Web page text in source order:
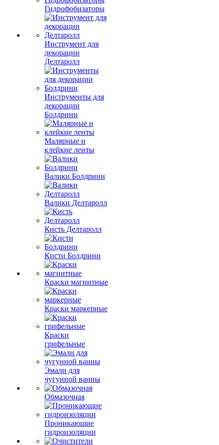
Гидрофобизаторы
Инструмент для
декорации
Делтаролл
Инструменты для
декорации
Болдрини
Малярные и
клейкие ленты
Валики Болдрини
Валики Делтаролл
Кисть Делтаролл
Кисти Болдрини
Краски магнитные
Краски маркерные
Краски
грифельные
Эмали для
чугунной ванны
Обмазочная
Проникающие
гидроизоляции